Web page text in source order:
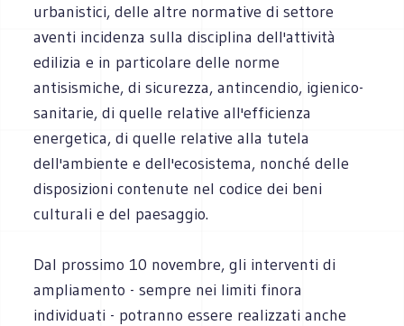
urbanistici, delle altre normative di settore
aventi incidenza sulla disciplina dell'attività
edilizia e in particolare delle norme
antisismiche, di sicurezza, antincendio, igienico-
sanitarie, di quelle relative all'efficienza
energetica, di quelle relative alla tutela
dell'ambiente e dell'ecosistema, nonché delle
disposizioni contenute nel codice dei beni
culturali e del paesaggio.
Dal prossimo 10 novembre, gli interventi di
ampliamento - sempre nei limiti finora
individuati - potranno essere realizzati anche